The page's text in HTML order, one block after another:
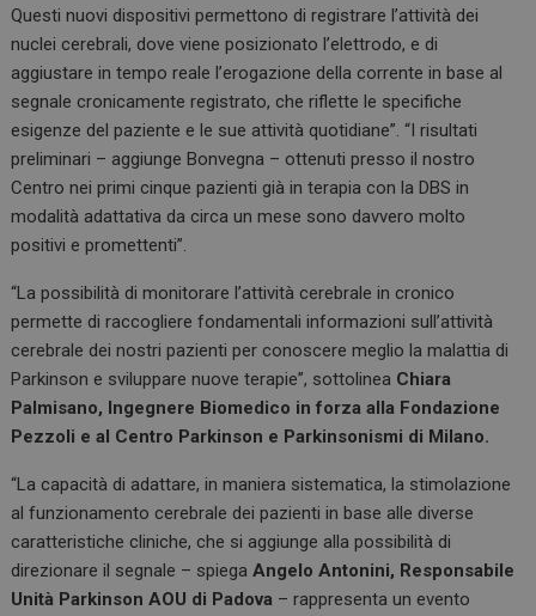
Questi nuovi dispositivi permettono di registrare l’attività dei
nuclei cerebrali, dove viene posizionato l’elettrodo, e di
aggiustare in tempo reale l’erogazione della corrente in base al
segnale cronicamente registrato, che riflette le specifiche
esigenze del paziente e le sue attività quotidiane”. “I risultati
preliminari – aggiunge Bonvegna – ottenuti presso il nostro
Centro nei primi cinque pazienti già in terapia con la DBS in
modalità adattativa da circa un mese sono davvero molto
positivi e promettenti”.
“La possibilità di monitorare l’attività cerebrale in cronico
permette di raccogliere fondamentali informazioni sull’attività
cerebrale dei nostri pazienti per conoscere meglio la malattia di
Parkinson e sviluppare nuove terapie”, sottolinea Chiara
Palmisano, Ingegnere Biomedico in forza alla Fondazione
Pezzoli e al Centro Parkinson e Parkinsonismi di Milano.
“La capacità di adattare, in maniera sistematica, la stimolazione
al funzionamento cerebrale dei pazienti in base alle diverse
caratteristiche cliniche, che si aggiunge alla possibilità di
direzionare il segnale – spiegaAngelo Antonini, Responsabile
Unità Parkinson AOU di Padova – rappresenta un evento